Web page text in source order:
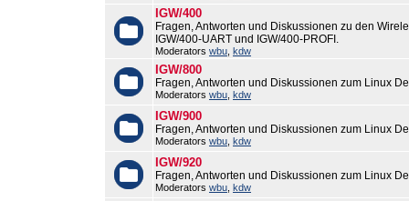
IGW/400
Fragen, Antworten und Diskussionen zu den
IGW/400-UART und IGW/400-PROFI.
Moderators wbu kdw
IGW/800
Fragen, Antworten und Diskussionen zum Linux
Moderators wbu kdw
IGW/900
Fragen, Antworten und Diskussionen zum Linux
Moderators wbu kdw
IGW/920
Fragen, Antworten und Diskussionen zum Linux
Moderators wbu kdw